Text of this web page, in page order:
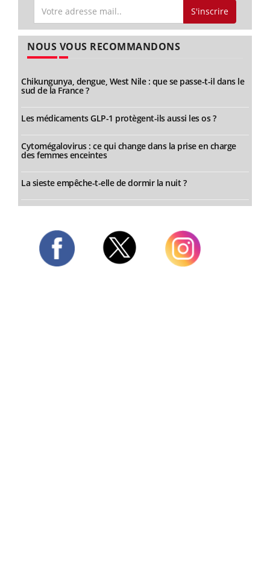
S'inscrire
NOUS VOUS RECOMMANDONS
Chikungunya, dengue, West Nile : que se passe-t-il dans le
sud de la France ?
Les médicaments GLP-1 protègent-ils aussi les os ?
Cytomégalovirus : ce qui change dans la prise en charge
des femmes enceintes
La sieste empêche-t-elle de dormir la nuit ?